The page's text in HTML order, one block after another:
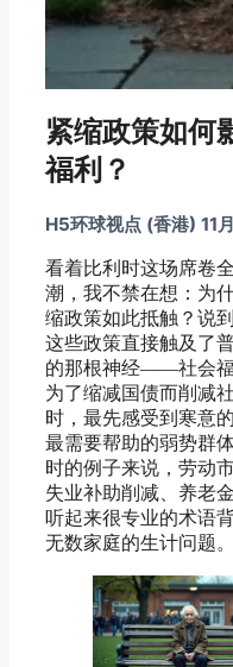
紧缩政策如何
福利？
H5环球视点 (香港) 11
看着比利时这场席卷
潮，我不禁在想：为
缩政策如此抵触？说
这些政策直接触及了
的那根神经——社会
为了缩减国债而削减
时，最先感受到寒意
最需要帮助的弱势群
时的例子来说，劳动
失业补助削减、养老
听起来很专业的术语
无数家庭的生计问题。